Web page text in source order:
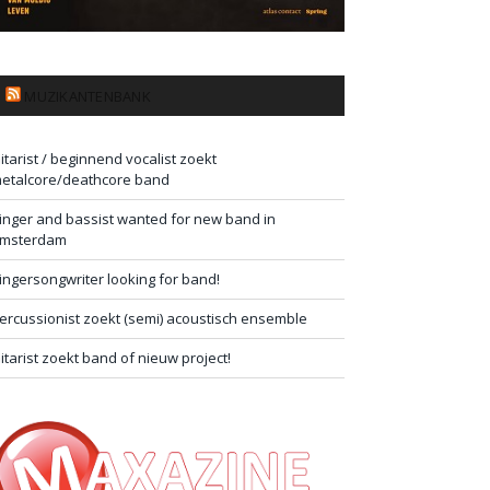
/ beginnend vocalist zoekt
deathcore band
and bassist wanted for new band in
looking for band!
zoekt (semi) acoustisch ensemble
zoekt band of nieuw project!